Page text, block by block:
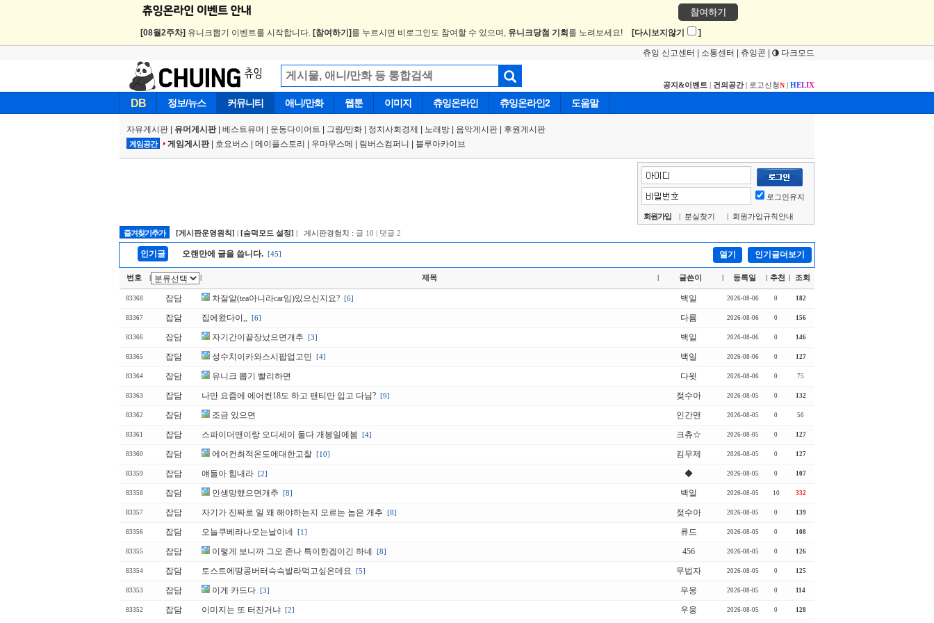
참여하기
[08월2주차] 유니크뽑기 이벤트를 시작합니다. [참여하기] 를 누르시면 비로그인도 참여할 수 있으며, 유니크당첨 기회 를 노려보세요! [다시보지않기 ]
츄잉 신고센터 소통센터 츄잉콘 다크모드
공지&이벤트 | 건의공간| 로고신청N | HELIX
DB 정보/뉴스 커뮤니티 애니/만화 웹툰 이미지 츄잉온라인 츄잉온라인2 도움말
자유게시판 유머게시판| 베스트유머 운동다이어트 | 그림/만화 정치사회경제 노래방 음악게시판 후원게시판
게임공간 게임게시판| 호요버스 메이플스토리 우마무스메 림버스컴퍼니 블루아카이브
로그인유지
회원가입 | 분실찾기 | 회원가입규칙안내
즐겨찾기추가
[게시판운영원칙] | [숨덕모드 설정] | 게시판경험치 : 글 10 | 댓글 2
인기글 오랜만에 글을 씁니다. [45] 열기 인기글더보기
번호 제목 글쓴이 등록일 추천 조회
83368 잡담 차잘알(tea아니라car임)있으신지요? [6] 백일 2026-08-06 0 182
83367 잡담 집에왔다이,, [6] 다름 2026-08-06 0 156
83366 잡담 자기간이끝장났으면개추 [3] 백일 2026-08-06 0 146
83365 잡담 성수치이카와스시팝업고민 [4] 백일 2026-08-06 0 127
83364 잡담 유니크 뽑기 빨리하면 다윗 2026-08-06 0 75
83363 잡담 나만 요즘에 에어컨18도 하고 팬티만 입고 다님? [9] 젖수아 2026-08-05 0 132
83362 잡담 조금 있으면 인간맨 2026-08-05 0 56
83361 잡담 스파이더맨이랑 오디세이 둘다 개봉일에봄 [4] 크츄☆ 2026-08-05 0 127
83360 잡담 에어컨최적온도에대한고찰 [10] 킴무제 2026-08-05 0 127
83359 잡담 얘들아 힘내라 [2] ◆ 2026-08-05 0 107
83358 잡담 인생망했으면개추 [8] 백일 2026-08-05 10 332
83357 잡담 자기가 진짜로 일 왜 해야하는지 모르는 놈은 개추 [8] 젖수아 2026-08-05 0 139
83356 잡담 오늘쿠베라나오는날이네 [1] 류드 2026-08-05 0 108
83355 잡담 이렇게 보니까 그오 존나 특이한겜이긴 하네 [8] 456 2026-08-05 0 126
83354 잡담 토스트에땅콩버터슥슥발라먹고싶은데요 [5] 무법자 2026-08-05 0 125
83353 잡담 이게 카드다 [3] 우웅 2026-08-05 0 114
83352 잡담 이미지는 또 터진거냐 [2] 우웅 2026-08-05 0 128